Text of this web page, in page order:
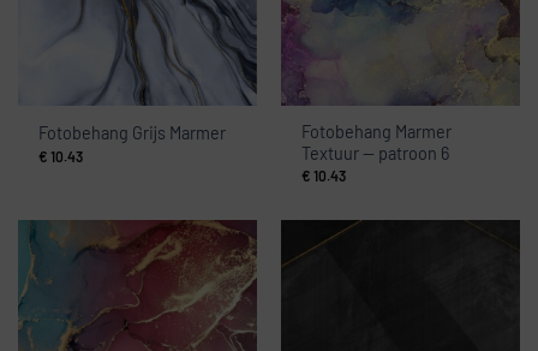
Fotobehang Grijs Marmer
€ 10.43
Fotobehang Marmer
Textuur — patroon 6
€ 10.43